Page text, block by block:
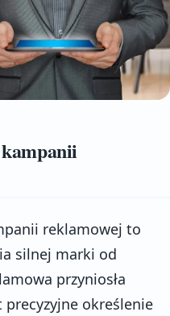
reklamowej to
silnej marki od
przyniosła
określenie